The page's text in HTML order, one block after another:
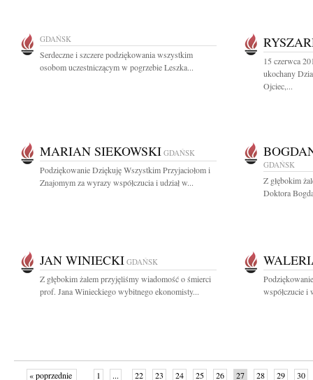
GDAŃSK
Serdeczne i szczere podziękowania wszystkim
osobom uczestniczącym w pogrzebie Leszka...
15 czerwca
ukochany
Ojciec,...
MARIAN SIEKOWSKI GDAŃSK
Podziękowanie Dziękuję Wszystkim Przyjaciołom i
Znajomym za wyrazy współczucia i udział w...
GDAŃSK
Z głębokim
Doktora
JAN WINIECKI GDAŃSK
Z głębokim żalem przyjęliśmy wiadomość o śmierci
prof. Jana Winieckiego wybitnego ekonomisty...
współczucie i
« poprzednie 1 ... 22 23 24 25 26 27 28 29 30